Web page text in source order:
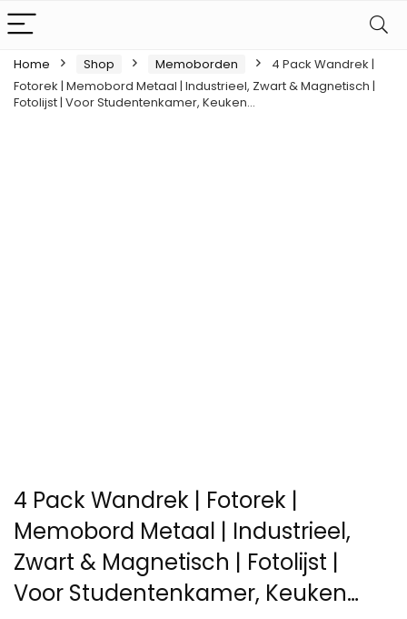
Home Shop Memoborden
4 Pack Wandrek |
Fotorek | Memobord Metaal | Industrieel, Zwart & Magnetisch |
Fotolijst | Voor Studentenkamer, Keuken…
4 Pack Wandrek | Fotorek |
Memobord Metaal | Industrieel,
Zwart & Magnetisch | Fotolijst |
Voor Studentenkamer, Keuken…